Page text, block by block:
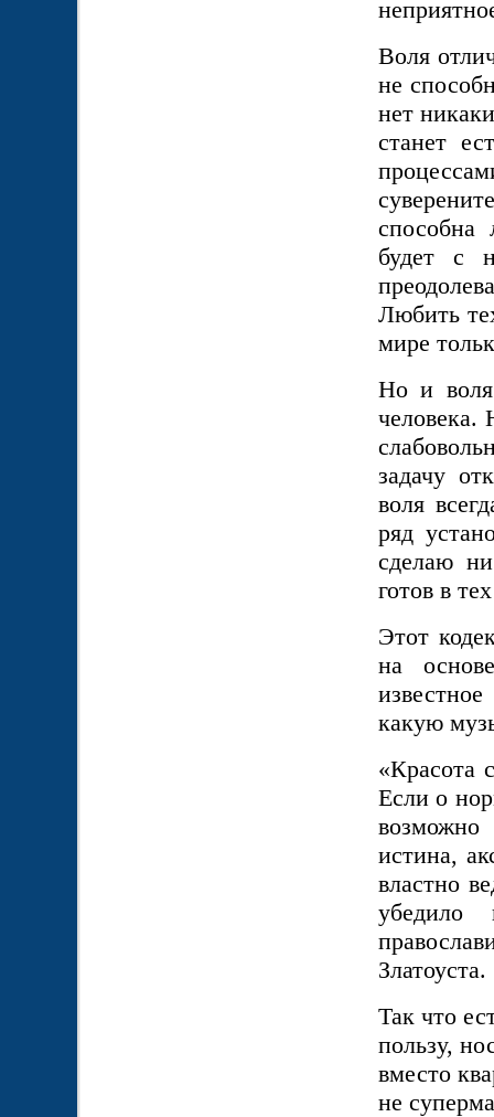
Воля
не
нет
станет
способна
будет с
Любить
мире
Но и воля
человека.
задачу
воля
ряд
сделаю
готов в
Этот
на
какую
«Красота
Если о
истина,
властно
убедило
Златоуста.
Так что
пользу,
вместо
не